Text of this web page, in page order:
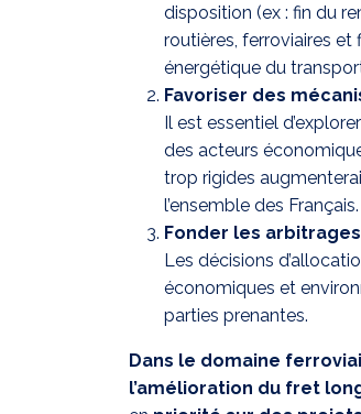
disposition (ex : fin du
routières, ferroviaires
énergétique du
Favoriser des
Il est essentiel
des acteurs
trop rigides
l’ensemble des Français.
Fonder les
Les décisions
économiques et
parties prenantes.
Dans le domaine
l’amélioration du fret